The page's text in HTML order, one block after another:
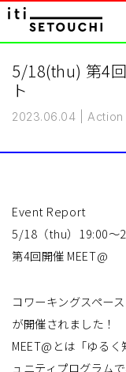
5/18(thu) 第4
ト
2023.06.04 Action
Event Report
5/18（thu）19:00〜
第4回開催 MEET@
コワーキングスペー
が開催されました！
MEET@とは「ゆる
ュニティプログラム